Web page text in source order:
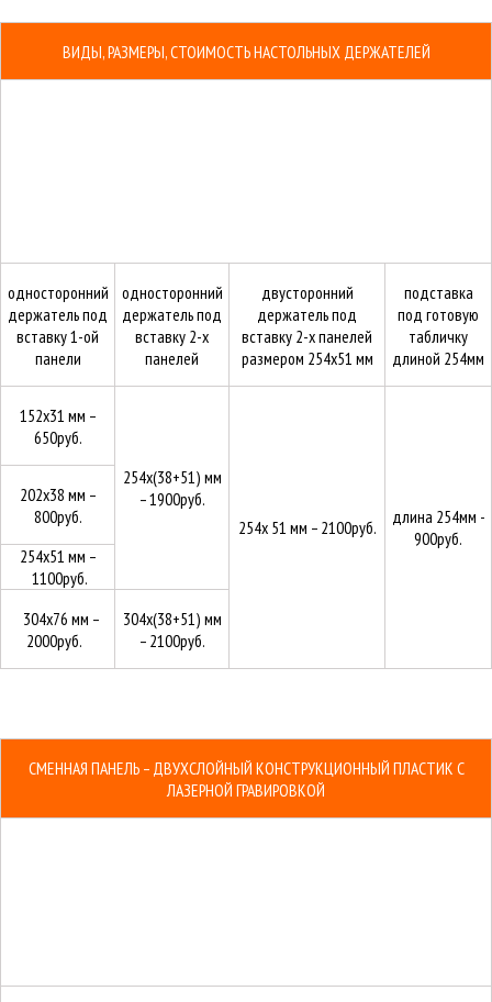
ВИДЫ, РАЗМЕРЫ, СТОИМОСТЬ НАСТОЛЬНЫХ ДЕРЖАТЕЛЕЙ
односторонний
держатель под
вставку 1-ой
панели
односторонний
держатель под
вставку 2-х
панелей
двусторонний
держатель под
вставку 2-х панелей
размером 254х51 мм
подставка
под готовую
табличку
длиной 254мм
152х31 мм –
650руб.
254х(38+51) мм
–1900руб.
254х 51 мм – 2100руб.
длина 254мм -
900руб.
202х38 мм –
800руб.
254х51 мм –
1100руб.
304х76 мм –
2000руб.
304х(38+51) мм
– 2100руб.
СМЕННАЯ ПАНЕЛЬ – ДВУХСЛОЙНЫЙ КОНСТРУКЦИОННЫЙ ПЛАСТИК С
ЛАЗЕРНОЙ ГРАВИРОВКОЙ